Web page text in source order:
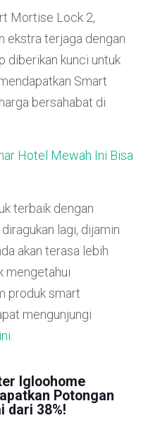
Mortise Lock 2,
ekstra terjaga dengan
diberikan kunci untuk
Smart
bersahabat di
Hotel Mewah Ini Bisa
terbaik dengan
lagi, dijamin
akan terasa lebih
mengetahui
produk smart
mengunjungi
Igloohome
Potongan
dari 38%!